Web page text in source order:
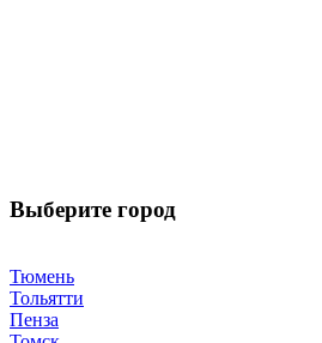
Выберите город
Тюмень
Тольятти
Пенза